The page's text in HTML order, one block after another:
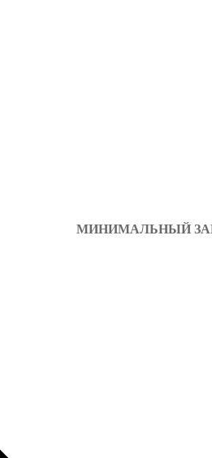
МИНИМАЛЬНЫЙ